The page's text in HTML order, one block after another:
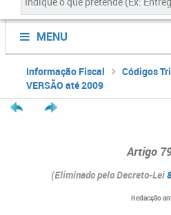
MENU
Informação Fiscal Códigos
VERSÃO até 2009
Artigo
(Eliminadopelo Decreto-Lei
Redacção